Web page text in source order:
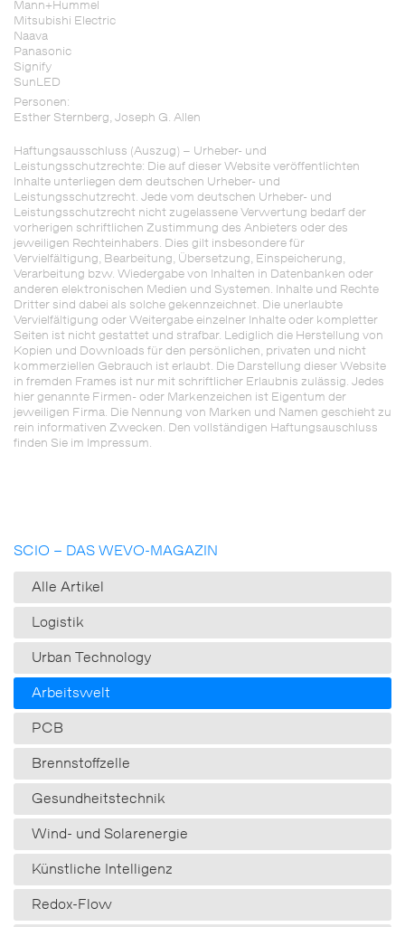
Mann+Hummel
Mitsubishi Electric
Naava
Panasonic
Signify
SunLED
Personen:
Esther Sternberg, Joseph G. Allen
Haftungsausschluss (Auszug) – Urheber- und
Leistungsschutzrechte: Die auf dieser Website veröffentlichten
Inhalte unterliegen dem deutschen Urheber- und
Leistungsschutzrecht. Jede vom deutschen Urheber- und
Leistungsschutzrecht nicht zugelassene Verwertung bedarf der
vorherigen schriftlichen Zustimmung des Anbieters oder des
jeweiligen Rechteinhabers. Dies gilt insbesondere für
Vervielfältigung, Bearbeitung, Übersetzung, Einspeicherung,
Verarbeitung bzw. Wiedergabe von Inhalten in Datenbanken oder
anderen elektronischen Medien und Systemen. Inhalte und Rechte
Dritter sind dabei als solche gekennzeich­net. Die unerlaubte
Vervielfältigung oder Weitergabe einzelner Inhalte oder kompletter
Seiten ist nicht gestattet und strafbar. Lediglich die Herstellung von
Kopien und Downloads für den persönlichen, privaten und nicht
kommerziellen Gebrauch ist erlaubt. Die Darstellung dieser Website
in fremden Frames ist nur mit schriftlicher Erlaubnis zulässig. Jedes
hier genannte Firmen- oder Markenzeichen ist Eigentum der
jeweiligen Firma. Die Nennung von Marken und Namen geschieht zu
rein informativen Zwecken. Den vollständigen Haftungsauschluss
finden Sie im Impressum.
SCIO – DAS WEVO-MAGAZIN
Alle Artikel
Logistik
Urban Technology
Arbeitswelt
PCB
Brennstoffzelle
Gesundheitstechnik
Wind- und Solarenergie
Künstliche Intelligenz
Redox-Flow